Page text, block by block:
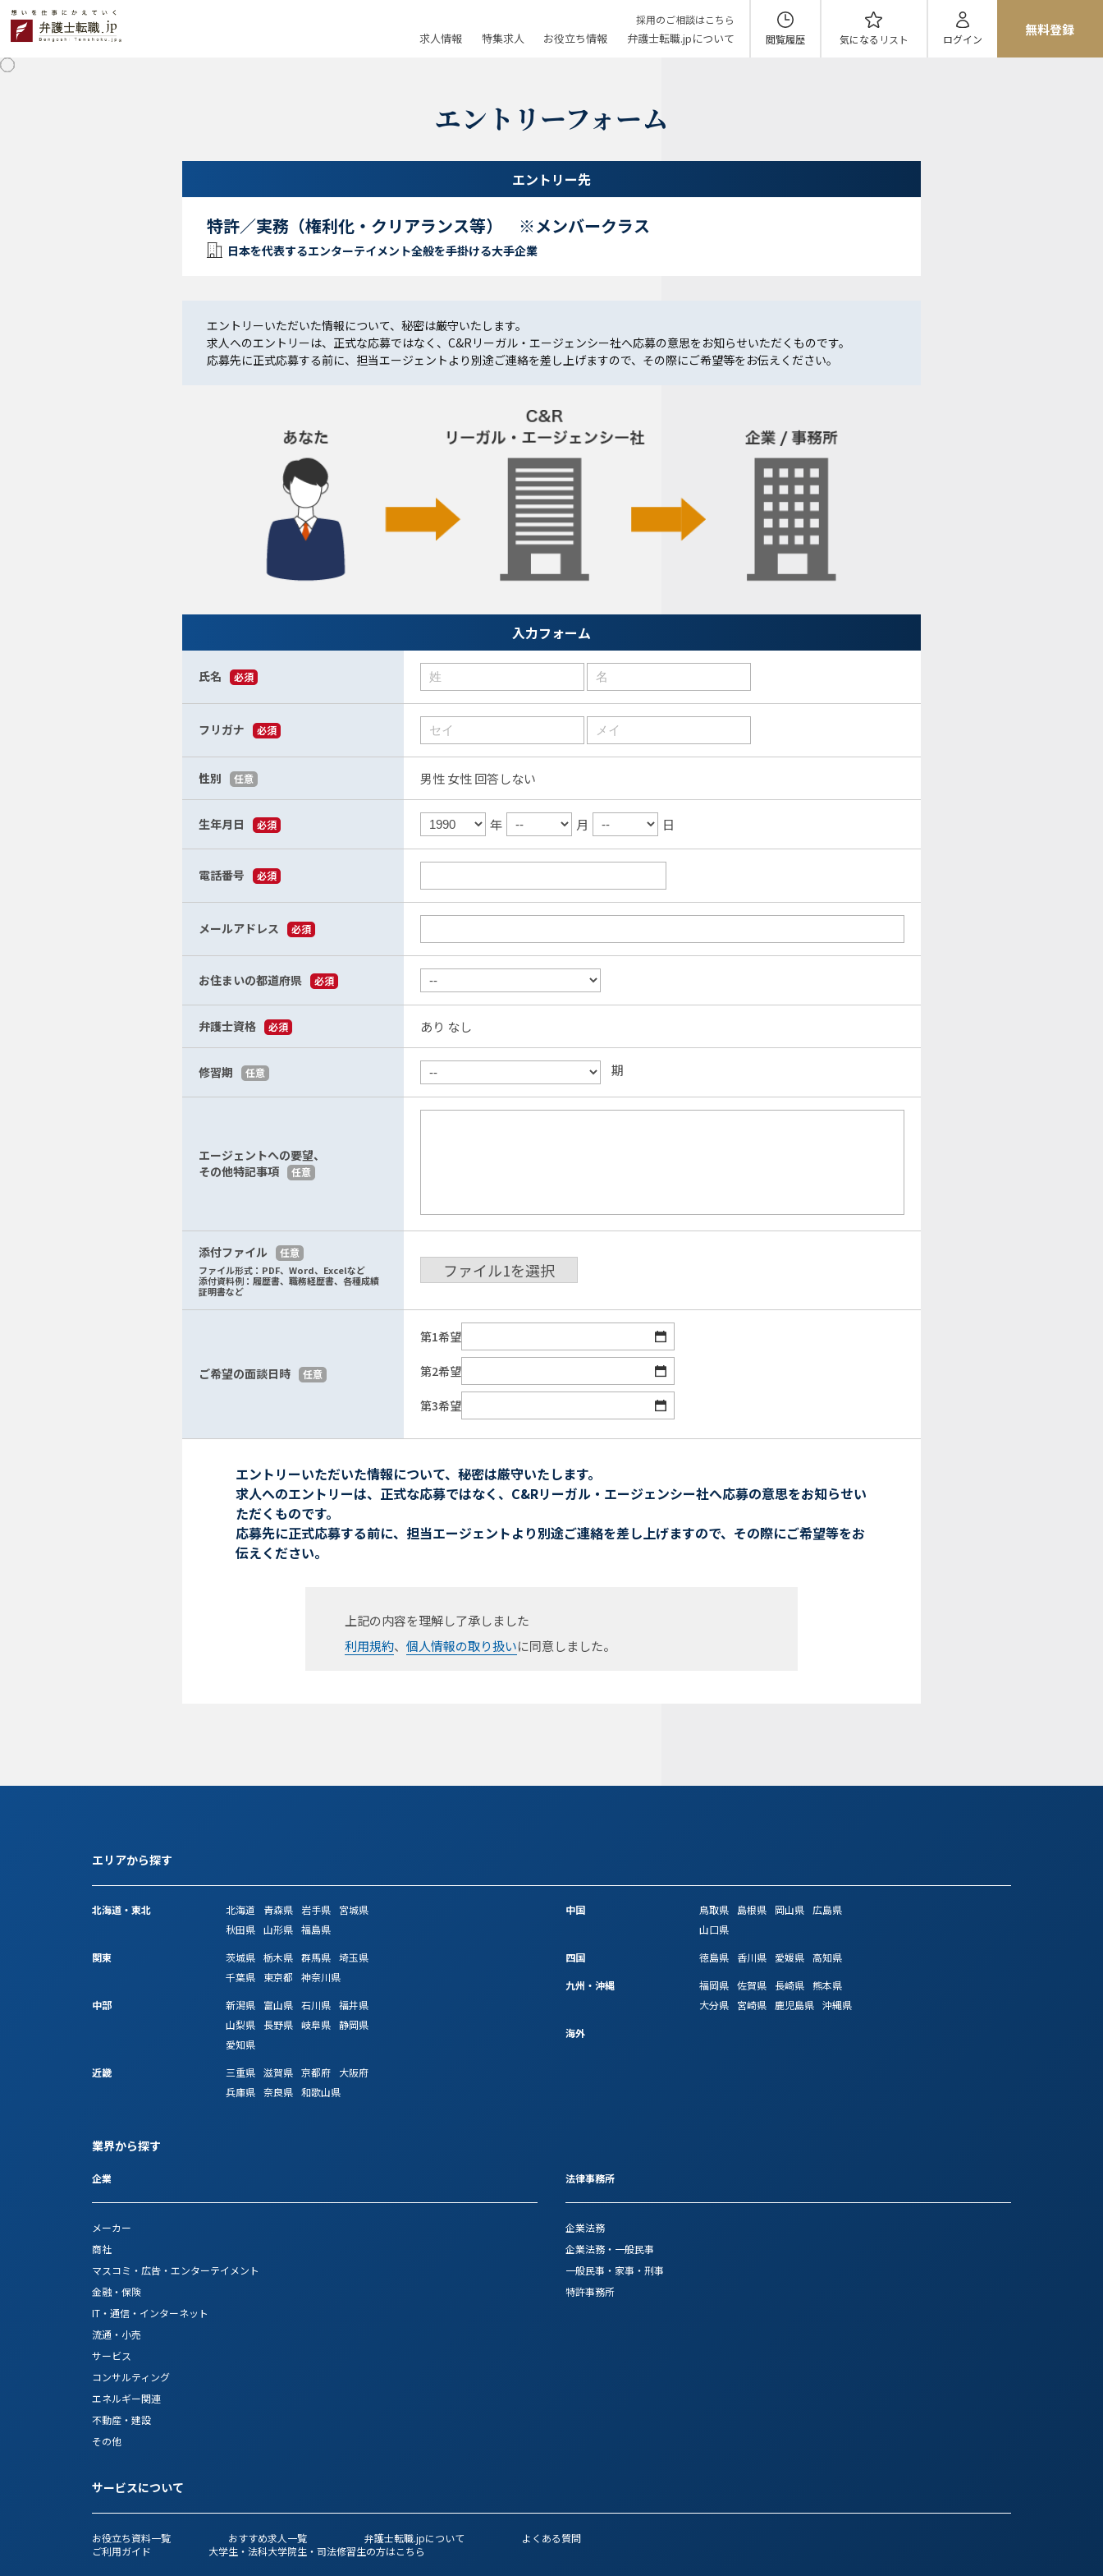
採用のご相談はこちら
求人情報 特集求人 お役立ち情報 弁護士転職.jpについて 閲覧履歴 気になる リスト ログイン
無料登録
エントリーフォーム
エントリー先
特許／実務（権利化・クリアランス等） ※メンバークラス
日本を代表するエンターテイメント全般を手掛ける大手企業
エントリーいただいた情報について、秘密は厳守いたします。
求人へのエントリーは、正式な応募ではなく、C&Rリーガル・エージェンシー社へ応募の意思をお知らせいただくものです。
応募先に正式応募する前に、担当エージェントより別途ご連絡を差し上げますので、その際にご希望等をお伝えください。
入力フォーム
氏名 必須
フリガナ 必須
性別 任意 男性女性回答しない
生年月日 必須 年 月 日
電話番号 必須
メールアドレス 必須
お住まいの都道府県 必須
弁護士資格 必須 あり なし
修習期 任意 期
エージェントへの要望、
その他特記事項
任意
添付ファイル 任意
ファイル形式：PDF、Word、Excelなど
添付資料例：履歴書、職務経歴書、各種成績
証明書など
ファイル1を選択
ご希望の面談日時 任意
第1希望
第2希望
第3希望
エントリーいただいた情報について、秘密は厳守いたします。
求人へのエントリーは、正式な応募ではなく、C&Rリーガル・エージェンシー社へ応募の意思をお知らせい
ただくものです。
応募先に正式応募する前に、担当エージェントより別途ご連絡を差し上げますので、その際にご希望等をお
伝えください。
上記の内容を理解し了承しました
利用規約、 個人情報の取り扱いに同意しました。
エリアから探す
北海道・東北 北海道 青森県 岩手県
宮城県
秋田県 山形県 福島県
関東
茨城県 栃木県 群馬県 埼玉県
千葉県
東京都
神奈川県
中部
新潟県 富山県 石川県 福井県
山梨県
長野県 岐阜県 静岡県
愛知県
近畿
三重県 滋賀県 京都府
大阪府
兵庫県 奈良県 和歌山県
中国 鳥取県 島根県 岡山県
広島県
山口県
四国
徳島県 香川県 愛媛県
高知県
九州・沖縄
福岡県 佐賀県 長崎県
熊本県
大分県
宮崎県 鹿児島県
沖縄県
海外
業界から探す
企業
メーカー
商社
マスコミ・広告・エンターテイメント
金融・保険
IT・通信・インターネット
流通・小売
サービス
コンサルティング
エネルギー関連
不動産・建設
その他
法律事務所
企業法務
企業法務・一般民事
一般民事・家事・刑事
特許事務所
サービスについて
お役立ち資料一覧 おすすめ求人一覧 弁護士転職.jpについて
よくある質問
ご利用ガイド
大学生・法科大学院生・司法修習生の方はこちら